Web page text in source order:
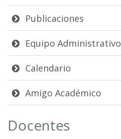
Publicaciones
Equipo Administrativo
Calendario
Amigo Académico
Docentes